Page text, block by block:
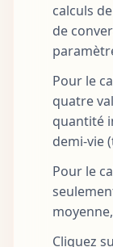
calculs
de
Pour le
quatre
quantité
demi-vie
Pour le
Cliquez